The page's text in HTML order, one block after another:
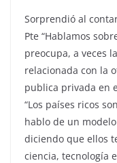
Sorprendió al
Pte “Hablamos
preocupa, a veces
relacionada con la
publica privada en
“Los países ricos
hablo de un
diciendo que ellos
ciencia, tecnología